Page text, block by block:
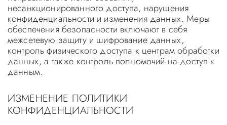
несанкционированного доступа, нарушения
конфиденциальности и изменения данных. Меры
обеспечения безопасности включают в себя
межсетевую защиту и шифрование данных,
контроль физического доступа к центрам обработки
данных, а также контроль полномочий на доступ к
данным.
ИЗМЕНЕНИЕ ПОЛИТИКИ
КОНФИДЕНЦИАЛЬНОСТИ